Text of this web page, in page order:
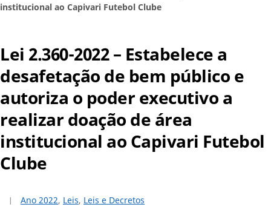
institucional ao Capivari Futebol Clube
Lei 2.360-2022 – Estabelece a
desafetação de bem público e
autoriza o poder executivo a
realizar doação de área
institucional ao Capivari Futebol
Clube
Ano 2022, Leis, Leis e Decretos